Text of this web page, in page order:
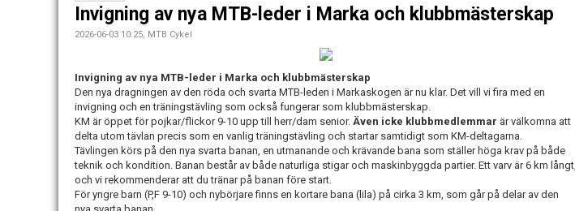
Invigning av nya MTB-leder i Marka och klubbmästerskap
2026-06-03 10:25, MTB Cykel
Invigning av nya MTB-leder i Marka och klubbmästerskap
Den nya dragningen av den röda och svarta MTB-leden i Markaskogen är nu klar. Det vill vi fira med en
invigning och en träningstävling som också fungerar som klubbmästerskap.
KM är öppet för pojkar/flickor 9-10 upp till herr/dam senior. Även icke klubbmedlemmar är välkomna att
delta utom tävlan precis som en vanlig träningstävling och startar samtidigt som KM-deltagarna.
Tävlingen körs på den nya svarta banan, en utmanande och krävande bana som ställer höga krav på både
teknik och kondition. Banan består av både naturliga stigar och maskinbyggda partier. Ett varv är 6 km långt,
och vi rekommenderar att du tränar på banan före start.
För yngre barn (P,F 9-10) och nybörjare finns en kortare bana (lila) på cirka 3 km, som går på delar av den